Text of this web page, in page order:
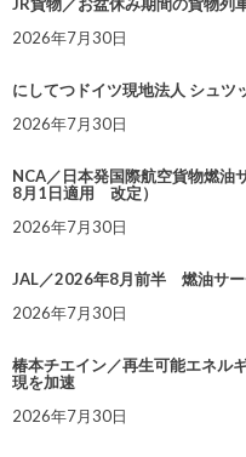
JR貨物／お盆休み期間の貨物列
2026年7月30日
にしてつドイツ現地法人 シュツ
2026年7月30日
NCA／日本発国際航空貨物燃油
8月1日適用 改定）
2026年7月30日
JAL／2026年8月前半 燃油サー
2026年7月30日
椿本チエイン／再生可能エネル
現を加速
2026年7月30日